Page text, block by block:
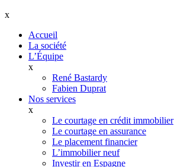
x
Accueil
La société
L’Équipe
x
René Bastardy
Fabien Duprat
Nos services
x
Le courtage en crédit immobilier
Le courtage en assurance
Le placement financier
L’immobilier neuf
Investir en Espagne